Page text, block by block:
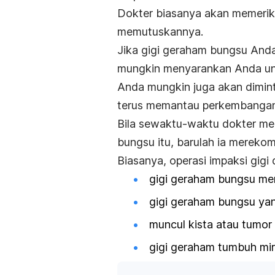
Dokter biasanya akan
memutuskannya.
Jika gigi geraham bungsu
mungkin menyarankan Anda
Anda mungkin juga akan
terus memantau
Bila sewaktu-waktu dokter
bungsu itu, barulah ia
Biasanya, operasi impaksi gigi
gigi geraham bungsu
gigi geraham bungsu
muncul kista atau
gigi geraham tumbuh